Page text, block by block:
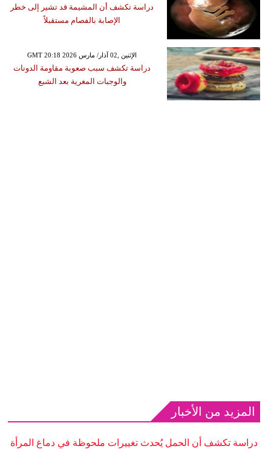
دراسة تكشف أن المشيمة قد تشير إلى خطر
الإصابة بالفصام مستقبلاً
GMT 20:18 2026 الإثنين ,02 آذار/ مارس
دراسة تكشف سبب صعوبة مقاومة الدونات
والوجبات المغرية بعد الشبع
المزيد من الأخبار
دراسة تكشف أن الحمل يُحدث تغييرات ملحوظة في دماغ المرأة